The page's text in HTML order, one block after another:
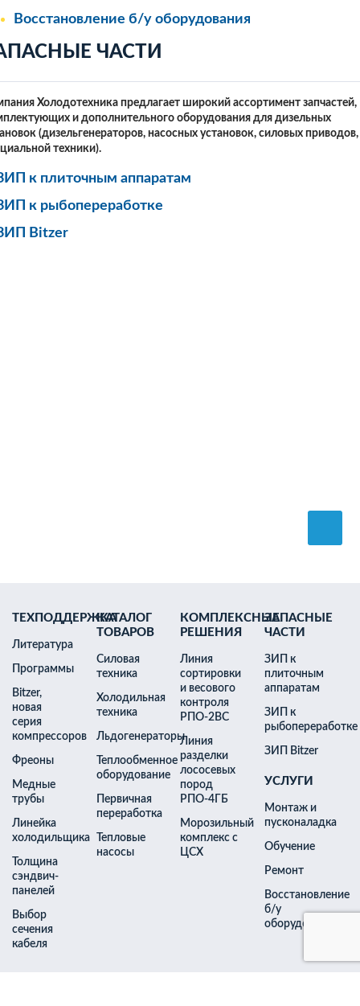
Восстановление б/у оборудования
ЧАСТИ
Холодотехника предлагает широкий ассортимент запчастей,
и дополнительного оборудования для дизельных
(дизельгенераторов, насосных установок, силовых приводов,
техники).
к плиточным аппаратам
к рыбопереработке
Bitzer
ТЕХПОДДЕРЖКА
Литература
Программы
Bitzer,
новая
серия
компрессоров
Фреоны
Медные
трубы
Линейка
холодильщика
Толщина
сэндвич-
панелей
Выбор
сечения
кабеля
КАТАЛОГ
ТОВАРОВ
Силовая
техника
Холодильная
техника
Льдогенераторы
Теплообменное
оборудование
Первичная
переработка
Тепловые
насосы
КОМПЛЕКСНЫЕ
РЕШЕНИЯ
Линия
сортировки
и весового
контроля
РПО-2ВС
Линия
разделки
лососевых
пород
РПО-4ГБ
Морозильный
комплекс с
ЦСХ
ЗАПАСНЫЕ
ЧАСТИ
ЗИП к
плиточным
аппаратам
ЗИП к
рыбопереработке
ЗИП Bitzer
УСЛУГИ
Монтаж и
пусконаладка
Обучение
Ремонт
Восстановление
б/у
оборудования